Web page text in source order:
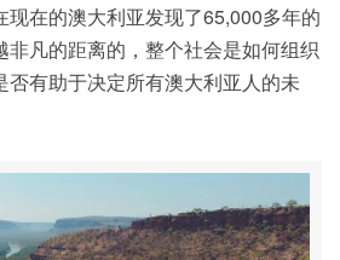
现在的澳大利亚发现了65,000多年的
非凡的距离的，整个社会是如何组织
否有助于决定所有澳大利亚人的未